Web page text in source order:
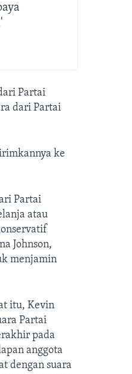
Partai
dari Partai
ke
Partai
atau
Johnson,
menjamin
itu, Kevin
Partai
pada
anggota
dengan suara